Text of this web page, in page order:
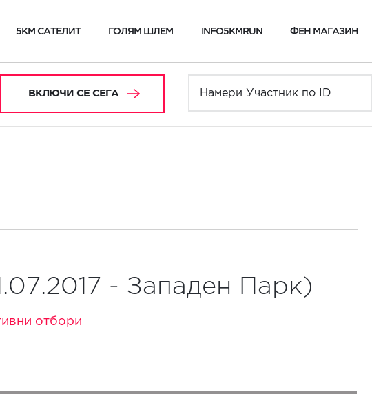
5KM САТЕЛИТ ГОЛЯМ ШЛЕМ INFO5KMRUN ФЕН МАГАЗИН
ВКЛЮЧИ СЕ СЕГА
- Западен Парк)
отбори